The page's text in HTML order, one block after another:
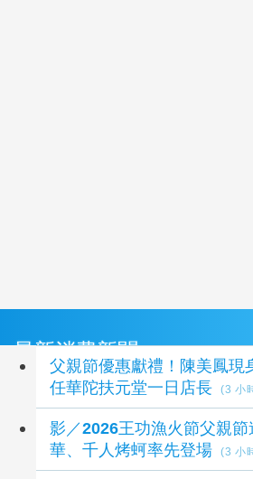
最新消費新聞
父親節優惠獻禮！陳美鳳現
任華陀扶元堂一日店長
(3 小
影／2026王功漁火節父親
華、千人烤蚵率先登場
(3 小